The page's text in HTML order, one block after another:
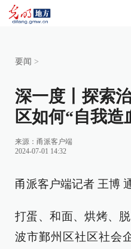
要闻 >
深一度丨探索
区如何“自我造
来源： 甬派客户端
2024-07-01 14:32
甬派客户端记者 王博
打蛋、和面、烘烤、
波市鄞州区社区社会